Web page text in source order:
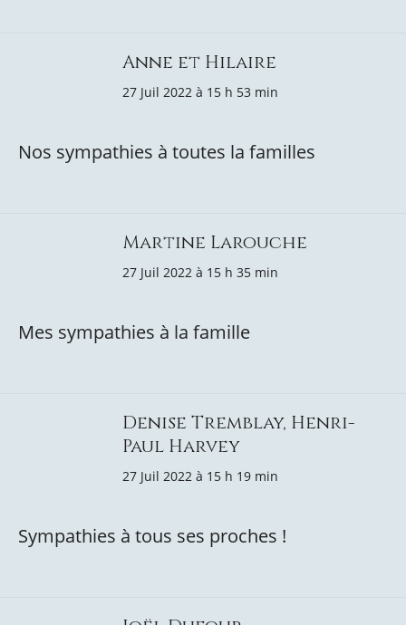
Anne et Hilaire
27 Juil 2022 à 15 h 53 min
Nos sympathies à toutes la familles
Martine Larouche
27 Juil 2022 à 15 h 35 min
Mes sympathies à la famille
Denise Tremblay, Henri-
Paul Harvey
27 Juil 2022 à 15 h 19 min
Sympathies à tous ses proches !